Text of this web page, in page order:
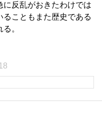
に反乱がおきたわけでは
こともまた歴史である
。